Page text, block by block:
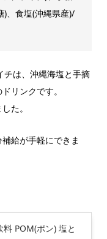
)、食塩(沖縄県産)/
は、沖縄海塩と手摘
リンクです。
た。
給が手軽にできま
料 POM(ポン) 塩と